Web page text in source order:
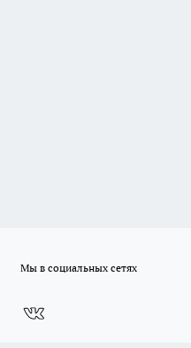
Мы в социальных сетях